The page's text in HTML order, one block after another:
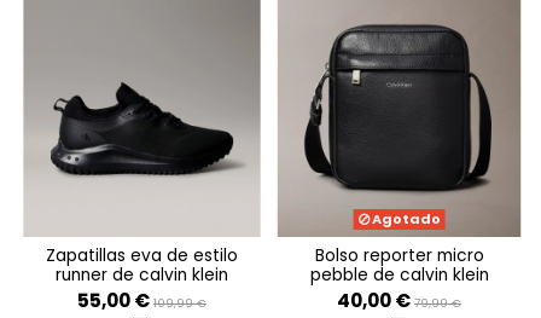
zapatillas eva de estilo
runner de calvin klein
55,00 € 109,99 €
Agotado
bolso reporter micro
pebble de calvin klein
40,00 € 79,99 €